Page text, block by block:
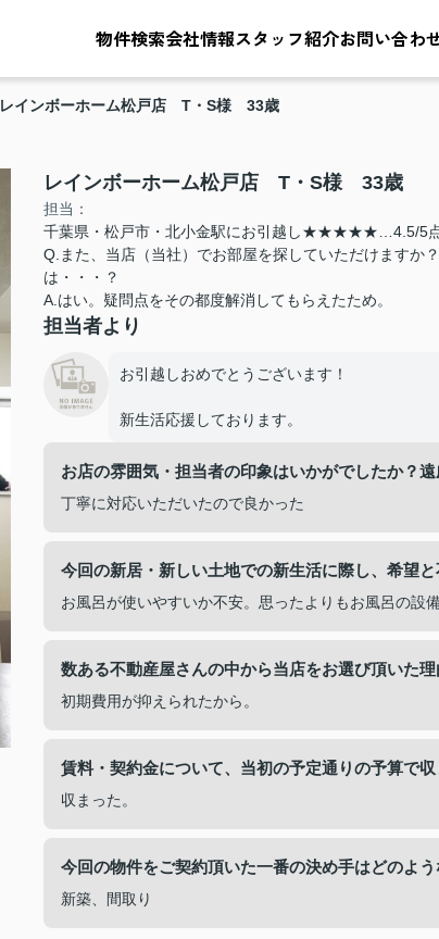
物件検索会社情報スタッフ紹介お問い合わ
レインボーホーム松戸店 T・S様 33歳
レインボーホーム松戸店 T・S様 33歳
担当：
千葉県・松戸市・北小金駅にお引越し★★★★★…4.5/5
Q.また、当店（当社）でお部屋を探していただけますか
は・・・？
A.はい。疑問点をその都度解消してもらえたため。
担当者より
お引越しおめでとうございます！
新生活応援しております。
お店の雰囲気・担当者の印象はいかがでしたか？
丁寧に対応いただいたので良かった
今回の新居・新しい土地での新生活に際し、希望
お風呂が使いやすいか不安。思ったよりもお風呂の設
数ある不動産屋さんの中から当店をお選び頂いた
初期費用が抑えられたから。
賃料・契約金について、当初の予定通りの予算で
収まった。
今回の物件をご契約頂いた一番の決め手はどのよ
新築、間取り